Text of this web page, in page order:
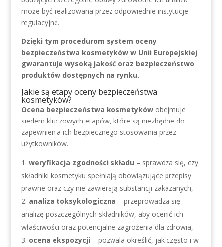
może być realizowana przez odpowiednie instytucje
regulacyjne.
Dzięki tym procedurom system oceny
bezpieczeństwa kosmetyków w Unii Europejskiej
gwarantuje wysoką jakość oraz bezpieczeństwo
produktów dostępnych na rynku.
Jakie są etapy oceny bezpieczeństwa
kosmetyków?
Ocena bezpieczeństwa kosmetykówobejmuje
siedem kluczowych etapów, które są niezbędne do
zapewnienia ich bezpiecznego stosowania przez
użytkowników.
weryfikacja zgodności składu – sprawdza się, czy
składniki kosmetyku spełniają obowiązujące przepisy
prawne oraz czy nie zawierają substancji zakazanych,
analiza toksykologiczna – przeprowadza się
analizę poszczególnych składników, aby ocenić ich
właściwości oraz potencjalne zagrożenia dla zdrowia,
ocena ekspozycji – pozwala określić, jak często i w